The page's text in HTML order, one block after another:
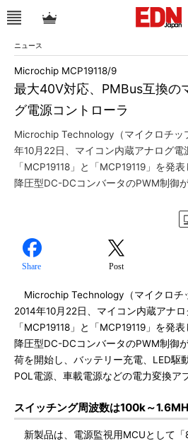
ニュース
最大40V対応、PMBus互換の
グ電源コントローラ
Microchip MCP19118/9
Microchip Technology（マイクロチッ
年10月22日、マイコン内蔵アナログ電
「MCP19118」と「MCP19119」を発
降圧型DC-DCコンバータのPWM制御が
Share Post
Microchip Technology（マイクロチ
2014年10月22日、マイコン内蔵アナ
「MCP19118」と「MCP19119」を発
降圧型DC-DCコンバータのPWM制御
荷を開始し、バッテリー充電、LED駆
POL電源、車載電源などの電力変換ア
スイッチング周波数は100k～
新製品は、電源監視用MCUとして「